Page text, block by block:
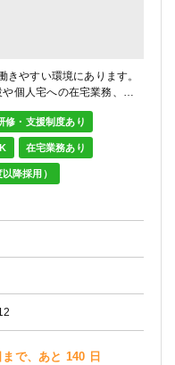
やすい環境にあります。
個人宅への在宅業務、実
やすい環境としていま
修・支援制度あり
在宅業務あり
降採用）
で、あと 140 日